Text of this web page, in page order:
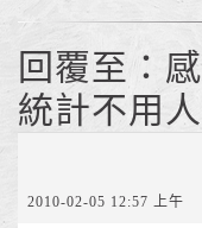
回覆至：
統計不用
2010-02-05 12:57 上午